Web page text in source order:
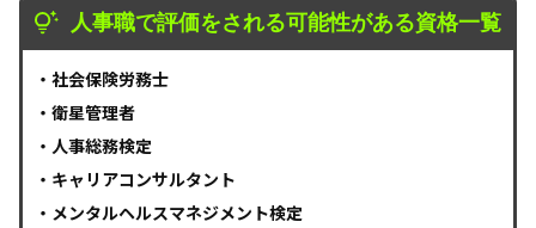
人事職で評価をされる可能性がある資格一覧
・社会保険労務士
・衛星管理者
・人事総務検定
・キャリアコンサルタント
・メンタルヘルスマネジメント検定